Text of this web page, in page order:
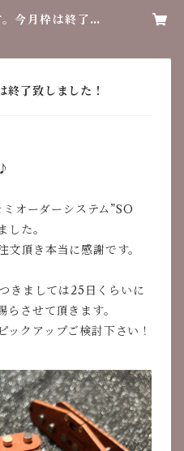
今月枠は終了致
終了致しました！
オーダーシステム”SO
した。
頂き本当に感謝です。
きましては25日くらいに
させて頂きます。
ックアップご検討下さい！